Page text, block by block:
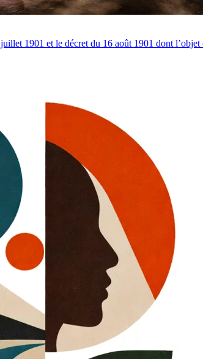
juillet 1901 et le décret du 16 août 1901 dont